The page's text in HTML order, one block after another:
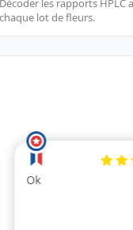
Décoder les rapports HPLC
chaque lot de fleurs.